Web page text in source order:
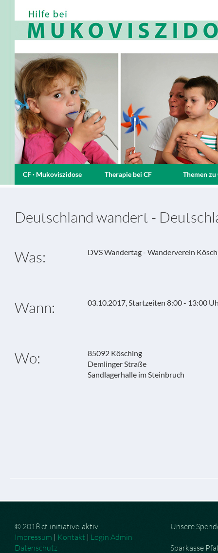
CF · Mukoviszidose Therapie bei CF Themen zu
Deutschland wandert -
Was: DVS Wandertag - Wanderverein
Wann: 03.10.2017, Startzeiten 8:00 - 13:00
Wo:
85092 Kösching
Demlinger Straße
Sandlagerhalle im Steinbruch
© 2018 cf-initiative-aktiv
Impressum | Kontakt | Login Admin
Datenschutz
Unsere
Sparkasse